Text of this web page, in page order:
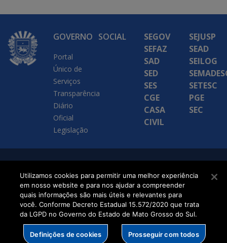
GOVERNO
Portal
Único de
Serviços
Transparência
Diário
Oficial
Legislação
SOCIAL
SEGOV
SEFAZ
SAD
SED
SES
CGE
CASA
CIVIL
SEJUSP
SEAD
SEILOG
SETESC
PGE
SEC
Executiva de
Transformação Digital
Utilizamos cookies para permitir uma melhor experiência
em nosso website e para nos ajudar a compreender
quais informações são mais úteis e relevantes para
você. Conforme Decreto Estadual 15.572/2020 que trata
da LGPD no Governo do Estado de Mato Grosso do Sul.
Definições de cookies Prosseguir com todos